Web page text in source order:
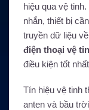
hiệu qua vệ
nhắn, thiết bị
truyền dữ liệu
điện thoại vệ
điều kiện tốt
Tín hiệu vệ tinh
anten và bầu